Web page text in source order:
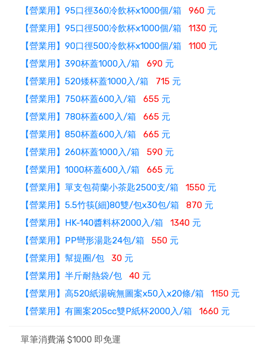
【營業用】95口徑360冷飲杯x1000個/箱 960 元
【營業用】95口徑500冷飲杯x1000個/箱 1130 元
【營業用】90口徑500冷飲杯x1000個/箱 1100 元
【營業用】390杯蓋1000入/箱 690 元
【營業用】520矮杯蓋1000入/箱 715 元
【營業用】750杯蓋600入/箱 655 元
【營業用】780杯蓋600入/箱 665 元
【營業用】850杯蓋600入/箱 665 元
【營業用】260杯蓋1000入/箱 590 元
【營業用】1000杯蓋600入/箱 665 元
【營業用】單支包荷蘭小茶匙2500支/箱 1550 元
【營業用】5.5竹筷(細)80雙/包x30包/箱 870 元
【營業用】HK-140醬料杯2000入/箱 1340 元
【營業用】PP彎形湯匙24包/箱 550 元
【營業用】幫提圈/包 30 元
【營業用】半斤耐熱袋/包 40 元
【營業用】高520紙湯碗無圖案x50入x20條/箱 1150 元
【營業用】有圖案205cc雙P紙杯2000入/箱 1660 元
單筆消費滿 $1000 即免運